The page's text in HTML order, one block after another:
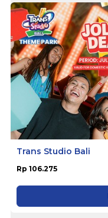
Trans Studio Bali
Rp 106.275